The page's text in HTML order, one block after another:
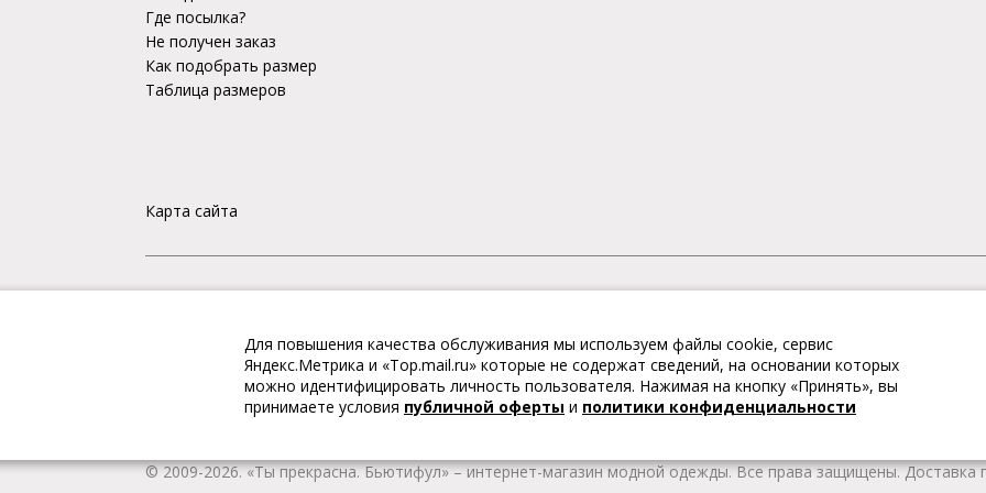
Где посылка?
Не получен заказ
Как подобрать размер
Таблица размеров
Карта сайта
Интернет магазин «Ты прекрасна. Бьютифул» – это коллекции модной женской, мужской, детской одежды и
одежду и обувь, Вы гарантированно получаете качественные товары из Европы по привлекательным
качественную и стильную одежду европейских брендов. В каталоге представлена модная одежда различных
наличии всегда имеется широкий ассортимент удобной женской и мужской обуви на любой сезон. Весь
© 2009-2026. «Ты прекрасна. Бьютифул» – интернет-магазин модной одежды. Все права защищены. Доставка
Для повышения качества обслуживания мы используем файлы cookie, сервис
Яндекс.Метрика и «Top.mail.ru» которые не содержат сведений, на основании которых
можно идентифицировать личность пользователя. Нажимая на кнопку «Принять», вы
принимаете условия публичной оферты и политики конфиденциальности